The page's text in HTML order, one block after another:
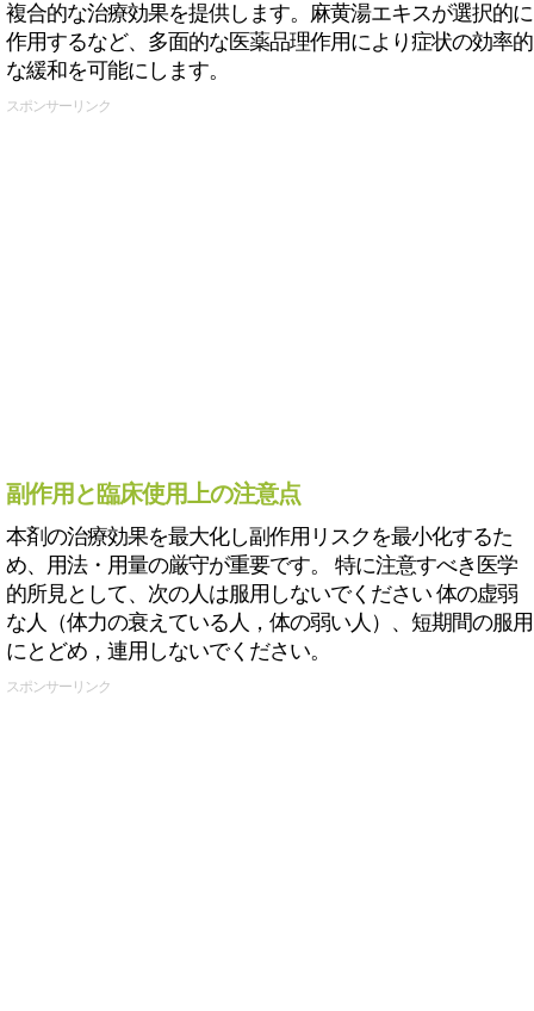
複合的な治療効果を提供します。麻黄湯エキスが選択的に
作用するなど、多面的な医薬品理作用により症状の効率的
な緩和を可能にします。
スポンサーリンク
副作用と臨床使用上の注意点
本剤の治療効果を最大化し副作用リスクを最小化するた
め、用法・用量の厳守が重要です。 特に注意すべき医学
的所見として、次の人は服用しないでください 体の虚弱
な人（体力の衰えている人，体の弱い人）、短期間の服用
にとどめ，連用しないでください。
スポンサーリンク